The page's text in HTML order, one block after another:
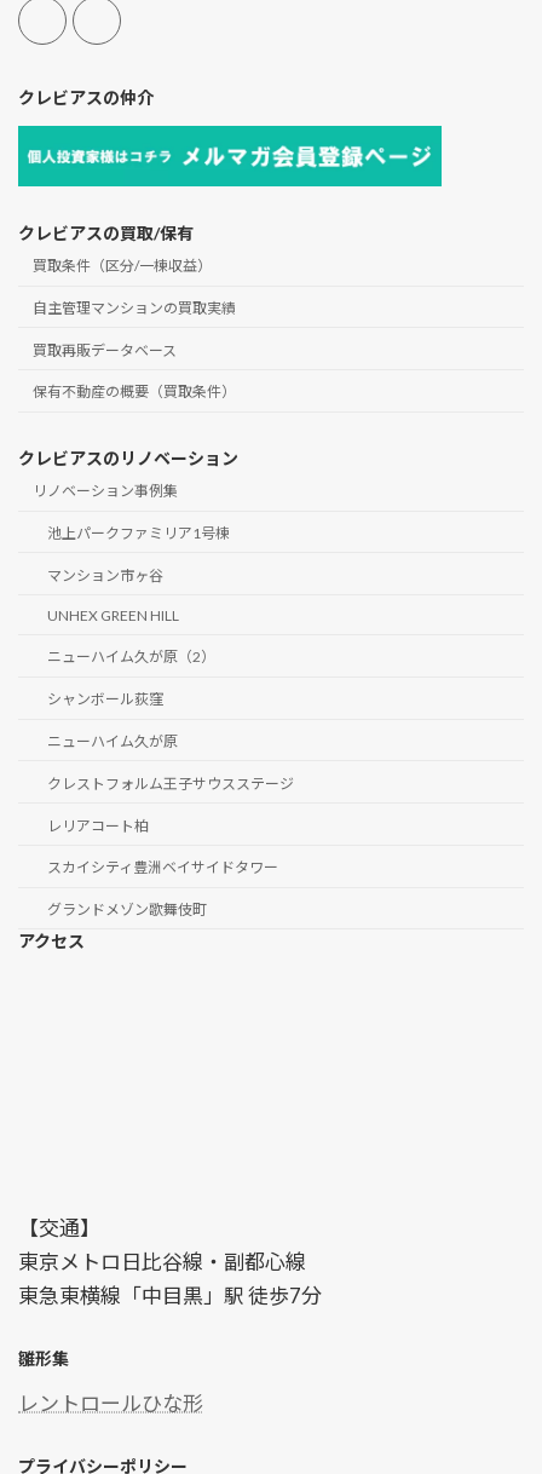
クレビアスの仲介
クレビアスの買取/保有
買取条件（区分/一棟収益）
自主管理マンションの買取実績
買取再販データベース
保有不動産の概要（買取条件）
クレビアスのリノベーション
リノベーション事例集
池上パークファミリア1号棟
マンション市ヶ谷
UNHEX GREEN HILL
ニューハイム久が原（2）
シャンボール荻窪
ニューハイム久が原
クレストフォルム王子サウスステージ
レリアコート柏
スカイシティ豊洲ベイサイドタワー
グランドメゾン歌舞伎町
アクセス
【交通】
東京メトロ日比谷線・副都心線
東急東横線「中目黒」駅 徒歩7分
雛形集
レントロールひな形
プライバシーポリシー